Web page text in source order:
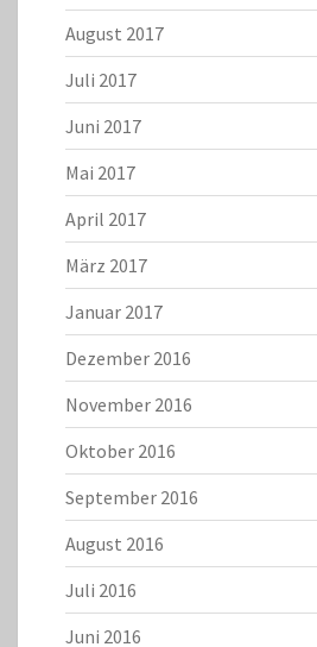
August 2017
Juli 2017
Juni 2017
Mai 2017
April 2017
März 2017
Januar 2017
Dezember 2016
November 2016
Oktober 2016
September 2016
August 2016
Juli 2016
Juni 2016